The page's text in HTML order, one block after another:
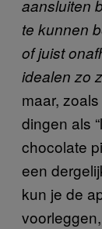
aansluiten
te kunnen
of juist
idealen zo
maar,
dingen als
chocolate
een
kun je de